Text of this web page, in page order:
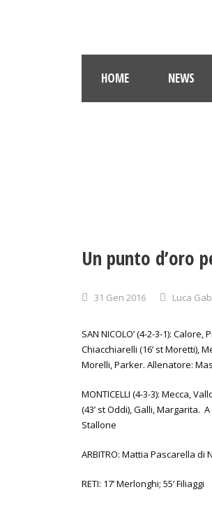
HOME NEWS
Un punto d’oro
31 Gen 2016 Luca
SAN NICOLO’ (4-2-3-1):
Chiacchiarelli (16’ st Moretti),
Morelli, Parker. Allenatore:
MONTICELLI (4-3-3): Mecca,
(43’ st Oddi), Galli, Margarita.
Stallone
ARBITRO: Mattia Pascarella
RETI: 17’ Merlonghi; 55’ Filiaggi